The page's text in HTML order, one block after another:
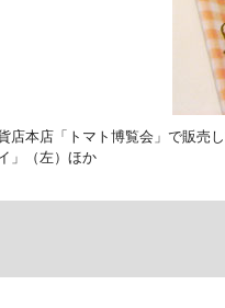
店本店「トマト博覧会」で販売
」（左）ほか